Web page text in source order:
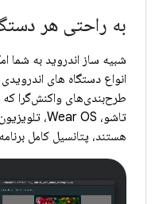
به راحتی هر
شبیه ساز اندروید به شما
انواع دستگاه های
طرح‌بندی‌های واکنش‌گرا که
هستند، پتانسیل کامل